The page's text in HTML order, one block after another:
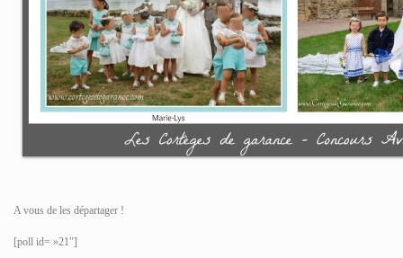
A vous de les départager !
[poll id= »21″]